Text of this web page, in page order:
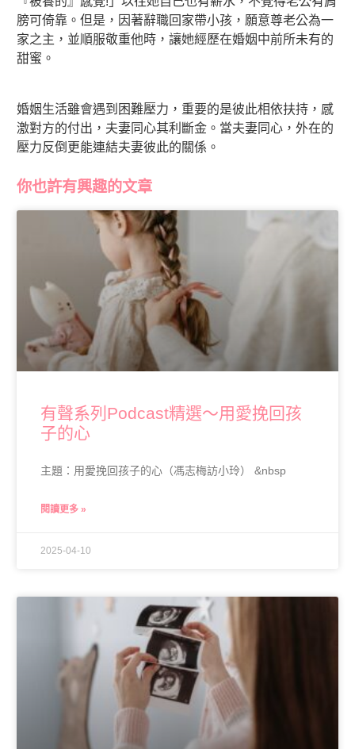
膀可倚靠。但是，因著辭職回家帶小孩，願意尊老公為一
家之主，並順服敬重他時，讓她經歷在婚姻中前所未有的
甜蜜。
婚姻生活雖會遇到困難壓力，重要的是彼此相依扶持，感
激對方的付出，夫妻同心其利斷金。當夫妻同心，外在的
壓力反倒更能連結夫妻彼此的關係。
你也許有興趣的文章
有聲系列Podcast精選～用愛挽回孩
子的心
主題：用愛挽回孩子的心（馮志梅訪小玲） &nbsp
閱讀更多 »
2025-04-10